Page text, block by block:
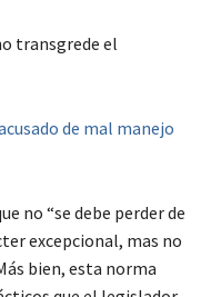
transgrede el
de mal manejo
no “se debe perder de
excepcional, mas no
bien, esta norma